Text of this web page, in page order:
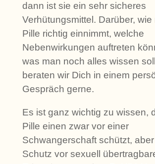
dann ist sie ein sehr sicheres
Verhütungsmittel. Darüber, wie
Pille richtig einnimmt, welche
Nebenwirkungen auftreten
was man noch alles wissen
beraten wir Dich in einem
Gespräch gerne.
Es ist ganz wichtig zu wissen,
Pille einen zwar vor einer
Schwangerschaft schützt,
Schutz vor sexuell